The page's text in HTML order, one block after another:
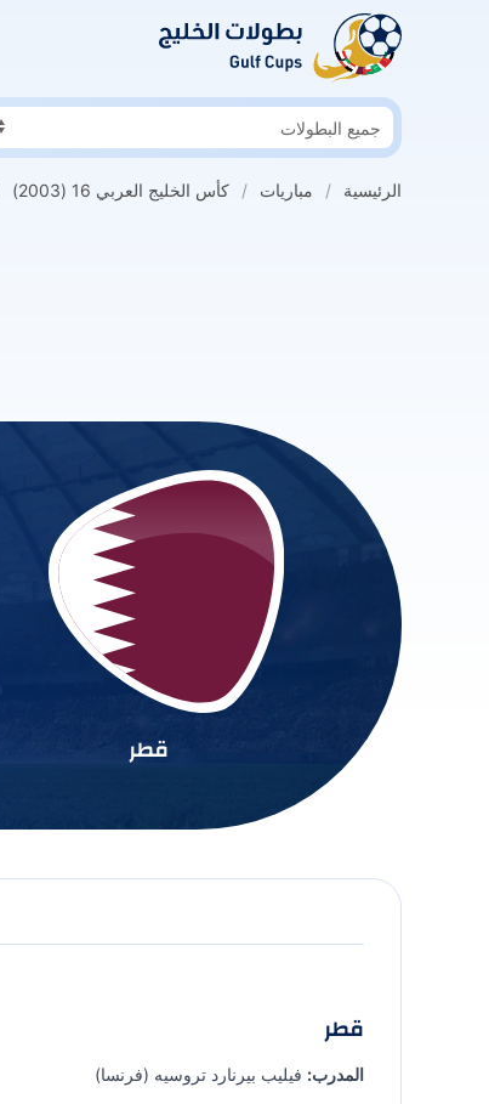
طبيب السعودية السابق: الدوسري خاطر بفقدان بصره
الرئيسية مباريات كأس الخليج العربي 16 (2003)
قطر
قطر
المدرب: فيليب بيرنارد تروسيه (فرنسا)